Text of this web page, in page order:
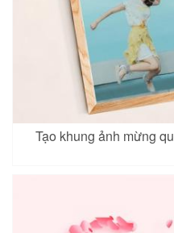
Tạo khung ảnh mừng